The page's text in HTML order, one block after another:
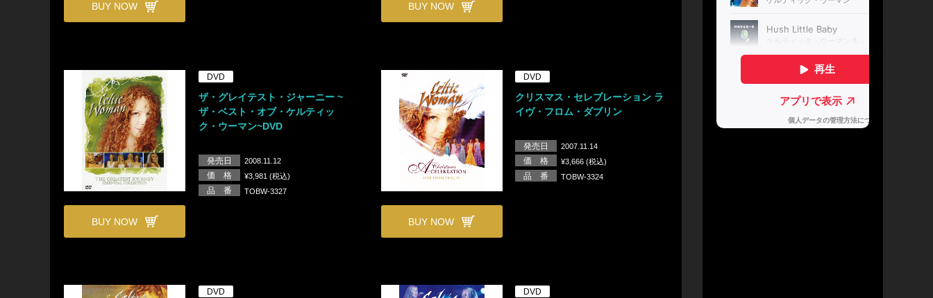
BUY NOW BUY NOW
BUY NOW
DVD
ザ・グレイテスト・ジャーニー ~
ザ・ベスト・オブ・ケルティッ
ク・ウーマン~DVD
発売日 2008.11.12
価 格 ¥3,981 (税込)
品 番 TOBW-3327
BUY NOW
DVD
クリスマス・セレブレーション ラ
イヴ・フロム・ダブリン
発売日 2007.11.14
価 格 ¥3,666 (税込)
品 番 TOBW-3324
DVD DVD